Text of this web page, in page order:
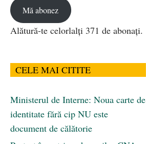
Mă abonez
Alătură-te celorlalți 371 de abonați.
CELE MAI CITITE
Ministerul de Interne: Noua carte de
identitate fără cip NU este
document de călătorie